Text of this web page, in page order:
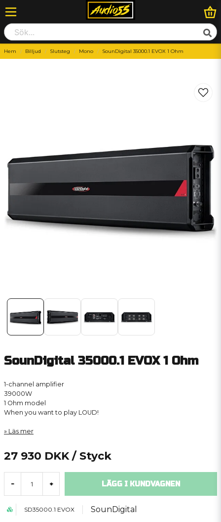
Hem Billjud Slutsteg Mono SounDigital 35000.1 EVOX 1 Ohm
SounDigital 35000.1 EVOX 1 Ohm
1-channel amplifier
39000W
1 Ohm model
When you want to play LOUD!
Läs mer
27 930 DKK / Styck
- + LÄGG I KUNDVAGNEN
SD35000.1 EVOX SounDigital